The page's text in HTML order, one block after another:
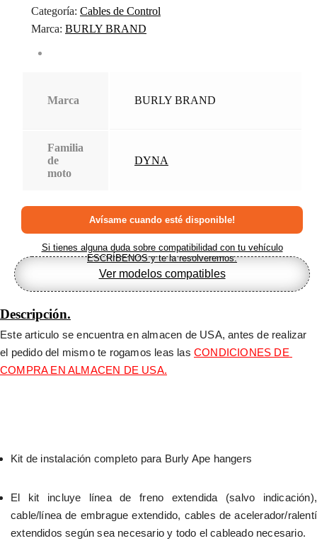
Categoría: Cables de Control
Marca: BURLY BRAND
Marca BURLY BRAND
Familia
de
moto
DYNA
Si tienes alguna duda sobre compatibilidad con tu vehículo
ESCRÍBENOS y te la resolveremos.
Ver modelos compatibles
Descripción.
Este articulo se encuentra en almacen de USA, antes de realizar
el pedido del mismo te rogamos leas las CONDICIONES DE
COMPRA EN ALMACEN DE USA.
Kit de instalación completo para Burly Ape hangers
El kit incluye línea de freno extendida (salvo indicación),
cable/línea de embrague extendido, cables de acelerador/ralentí
extendidos según sea necesario y todo el cableado necesario.